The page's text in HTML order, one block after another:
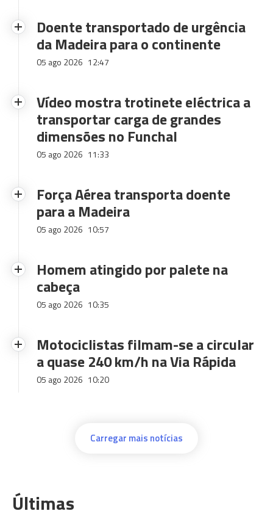
Doente transportado de urgência
da Madeira para o continente
05 ago 2026 12:47
Vídeo mostra trotinete eléctrica a
transportar carga de grandes
dimensões no Funchal
05 ago 2026 11:33
Força Aérea transporta doente
para a Madeira
05 ago 2026 10:57
Homem atingido por palete na
cabeça
05 ago 2026 10:35
Motociclistas filmam-se a circular
a quase 240 km/h na Via Rápida
05 ago 2026 10:20
Carregar mais notícias
Últimas